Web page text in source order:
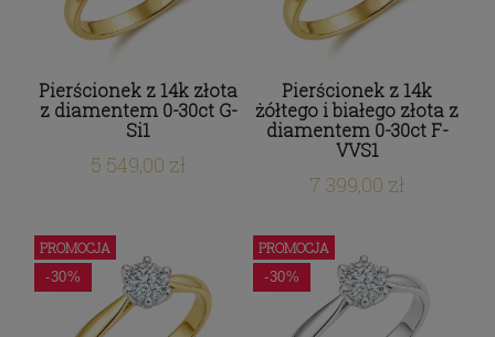
Pierścionek z 14k złota
z diamentem 0-30ct G-
Si1
5 549,00 zł
Pierścionek z 14k
żółtego i białego złota z
diamentem 0-30ct F-
VVS1
7 399,00 zł
-30%
PROMOCJA
-30%
PROMOCJA